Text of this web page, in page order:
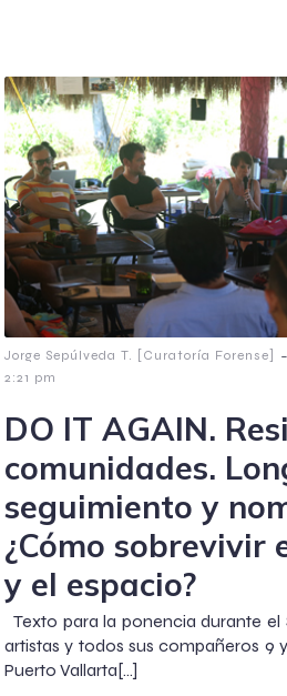
Jorge Sepúlveda T. [Curatoría Forense] -
2:21 pm
DO IT AGAIN.
comunidades.
seguimiento y
¿Cómo sobrevivir
y el espacio?
Texto para la ponencia durante el
artistas y todos sus compañeros 9
Puerto Vallarta[…]